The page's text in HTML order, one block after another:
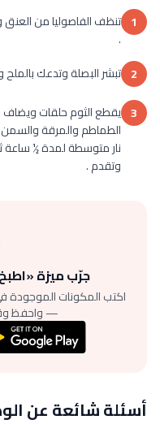
1 تنظف الفاصوليا من
.
2 تبشر البصلة وتدعك
3 يقطع الثوم حلقات ويضاف
الطماطم والمرقة
نار متوسطة لمدة ½ ساعة
وتقدم .
جرّب ميزة
اكتب المكونات الموجودة
— واحفظ
أسئلة شائعة عن